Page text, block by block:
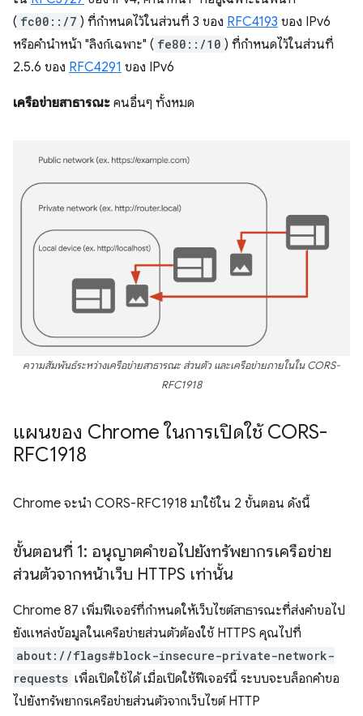
( fc00::/7 ) ที่กำหนดไว้ในส่วนที่ 3 ของ RFC4193 ของ IPv6
หรือคำนำหน้า "ลิงก์เฉพาะ" ( fe80::/10 ) ที่กำหนดไว้ในส่วนที่
2.5.6 ของ RFC4291 ของ IPv6
เครือข่ายสาธารณะ คนอื่นๆ ทั้งหมด
ความสัมพันธ์ระหว่างเครือข่ายสาธารณะ ส่วนตัว และเครือข่ายภายในใน CORS-
RFC1918
แผนของ Chrome ในการเปิดใช้ CORS-
RFC1918
Chrome จะนำ CORS-RFC1918 มาใช้ใน 2 ขั้นตอน ดังนี้
ขั้นตอนที่ 1: อนุญาตคำขอไปยังทรัพยากรเครือข่าย
ส่วนตัวจากหน้าเว็บ HTTPS เท่านั้น
Chrome 87 เพิ่มฟีเจอร์ที่กำหนดให้เว็บไซต์สาธารณะที่ส่งคำขอไป
ยังแหล่งข้อมูลในเครือข่ายส่วนตัวต้องใช้ HTTPS คุณไปที่
about://flags#block-insecure-private-network-
requests เพื่อเปิดใช้ได้ เมื่อเปิดใช้ฟีเจอร์นี้ ระบบจะบล็อกคำขอ
ไปยังทรัพยากรเครือข่ายส่วนตัวจากเว็บไซต์ HTTP